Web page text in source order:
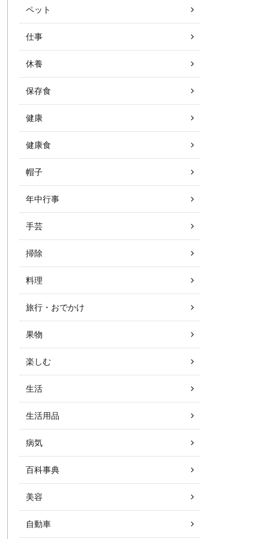
ペット
仕事
休養
保存食
健康
健康食
帽子
年中行事
手芸
掃除
料理
旅行・おでかけ
果物
楽しむ
生活
生活用品
病気
百科事典
美容
自動車